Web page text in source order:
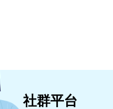
社群平台